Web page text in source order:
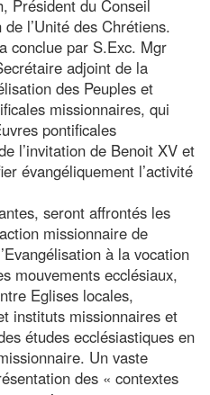
Président du Conseil
l’Unité des Chrétiens.
conclue par S.Exc. Mgr
adjoint de la
des Peuples et
missionnaires, qui
pontificales
l’invitation de Benoit XV et
évangéliquement l’activité
seront affrontés les
missionnaire de
à la vocation
mouvements ecclésiaux,
Eglises locales,
instituts missionnaires et
études ecclésiastiques en
Un vaste
des « contextes